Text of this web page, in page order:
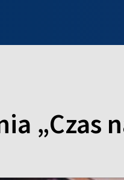
„Czas